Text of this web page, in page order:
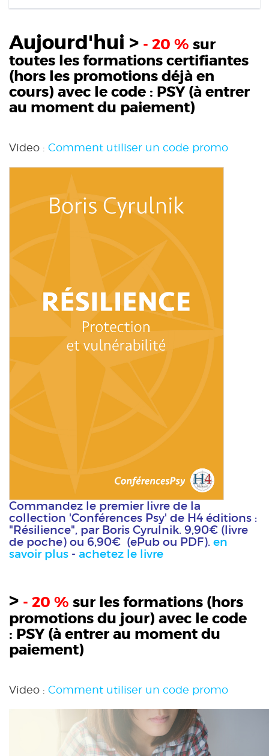
Aujourd'hui > - 20 % sur
toutes les formations certifiantes
(hors les promotions déjà en
cours) avec le code : PSY(à entrer
au moment du paiement)
Video : Comment utiliser un code promo
Commandez le premier livre de la
collection 'Conférences Psy' de H4 éditions :
"Résilience", par Boris Cyrulnik. 9,90€ (livre
de poche) ou 6,90€ (ePub ou PDF). en
savoir plus - achetez le livre
> - 20 % sur les formations (hors
promotions du jour) avec le code
: PSY(à entrer au moment du
paiement)
Video : Comment utiliser un code promo